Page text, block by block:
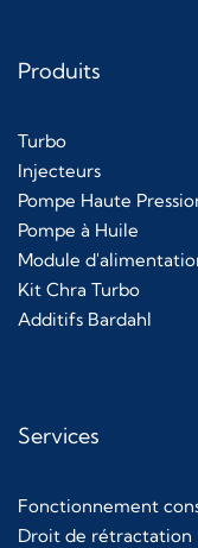
Produits
Turbo
Injecteurs
Pompe Haute
Pompe à Huile
Module
Kit Chra Turbo
Additifs Bardahl
Services
Fonctionnement
Droit de rétractation